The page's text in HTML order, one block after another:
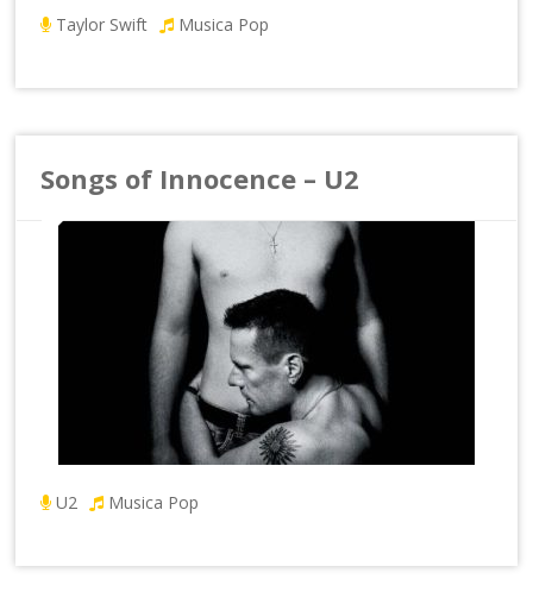
Taylor Swift Musica Pop
Songs of Innocence – U2
U2 Musica Pop